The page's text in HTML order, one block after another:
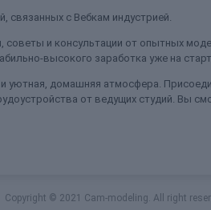
с Вебкам индустрией.
и консультации от опытных
высокого заработка уже на
домашняя атмосфера.
от ведущих студий. Вы
Copyright © 2021 Cam-modeling. All right